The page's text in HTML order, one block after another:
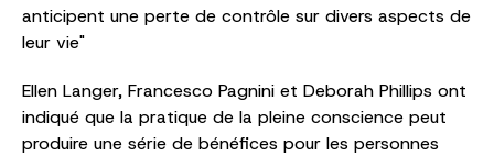
anticipent une perte de contrôle sur divers aspects de
leur vie"
Ellen Langer, Francesco Pagnini et Deborah Phillips ont
indiqué que la pratique de la pleine conscience peut
produire une série de bénéfices pour les personnes